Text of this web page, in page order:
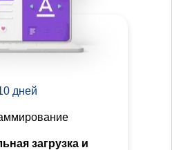
дней
загрузка и